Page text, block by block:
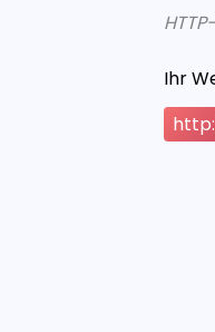
Ihr